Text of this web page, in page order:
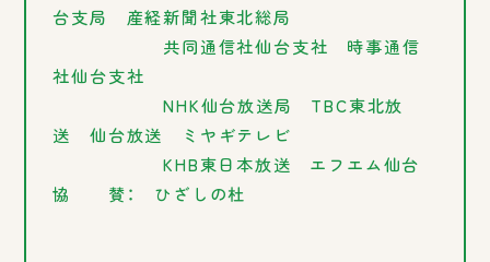
台支局 産経新聞社東北総局
共同通信社仙台支社 時事通信
社仙台支社
NHK仙台放送局 TBC東北放
送 仙台放送 ミヤギテレビ
KHB東日本放送 エフエム仙台
協
賛： ひざしの杜